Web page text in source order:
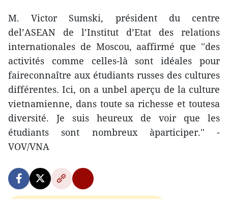
M. Victor Sumski, président du centre
del’ASEAN de l’Institut d’Etat des relations
internationales de Moscou, aaffirmé que ''des
activités comme celles-là sont idéales pour
faireconnaître aux étudiants russes des cultures
différentes. Ici, on a unbel aperçu de la culture
vietnamienne, dans toute sa richesse et toutesa
diversité. Je suis heureux de voir que les
étudiants sont nombreux àparticiper.'' -
VOV/VNA